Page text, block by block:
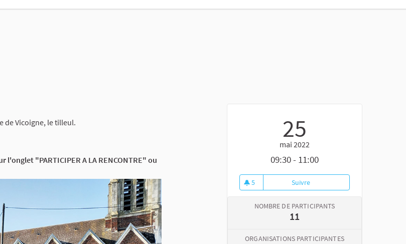
25
mai 2022
09:30 - 11:00
5
5 abonnés
SuivreAtelier plantation de semis
NOMBRE DE PARTICIPANTS
11
ORGANISATIONS PARTICIPANTES
de Vicoigne, le tilleul.
"PARTICIPER A LA RENCONTRE" ou